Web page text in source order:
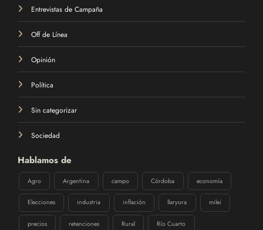
Entrevistas de Campaña
Off de Línea
Opinión
Política
Sin categorizar
Sociedad
Hablamos de
Agro Argentina Córdoba economía
Elecciones industria inflación llaryora milei
precios retenciones Rural Río Cuarto